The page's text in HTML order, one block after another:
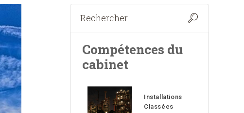
Compétences du
cabinet
Installations
Classées